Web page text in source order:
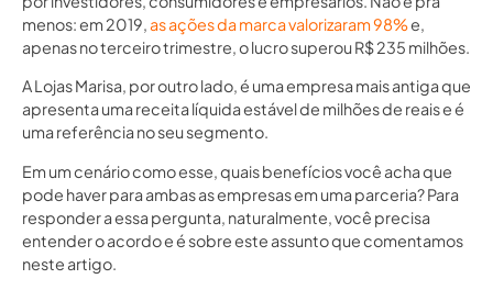
menos: em 2019,as ações da marca valorizaram 98%e,
apenas no terceiro trimestre, o lucro superou R$ 235 milhões.
A Lojas Marisa, por outro lado, é uma empresa mais antiga que
apresenta uma receita líquida estável de milhões de reais e é
uma referência no seu segmento.
Em um cenário como esse, quais benefícios você acha que
pode haver para ambas as empresas em uma parceria? Para
responder a essa pergunta, naturalmente, você precisa
entender o acordo e é sobre este assunto que comentamos
neste artigo.